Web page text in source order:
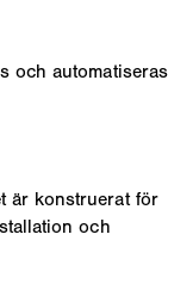
och automatiseras
är konstruerat för
och